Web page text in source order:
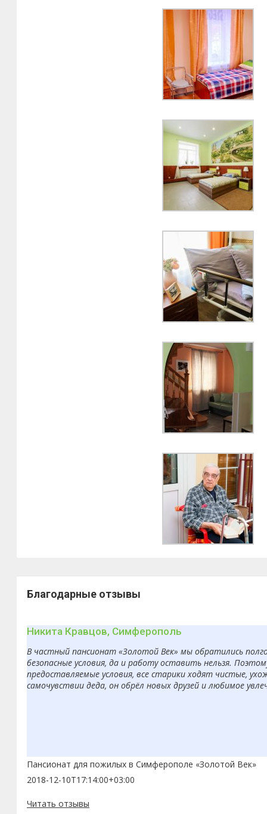
Благодарные отзывы
Никита Кравцов, Симферополь
В частный пансионат «Золотой Век» мы обратились
безопасные условия, да и работу оставить нельзя.
предоставляемые условия, все старики ходят чистые,
самочувствии деда, он обрёл новых друзей и любимое
Пансионат для пожилых в Симферополе «Золотой Век»
2018-12-10T17:14:00+03:00
Читать отзывы